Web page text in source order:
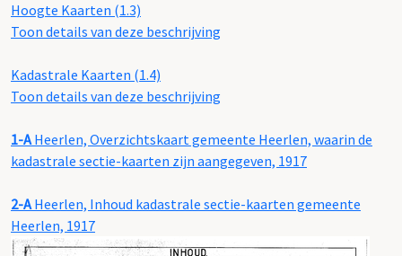
Hoogte Kaarten (1.3)
Toon details van deze beschrijving
Kadastrale Kaarten (1.4)
Toon details van deze beschrijving
1-AHeerlen, Overzichtskaart gemeente Heerlen, waarin de
kadastrale sectie-kaarten zijn aangegeven, 1917
2-AHeerlen, Inhoud kadastrale sectie-kaarten gemeente
Heerlen, 1917